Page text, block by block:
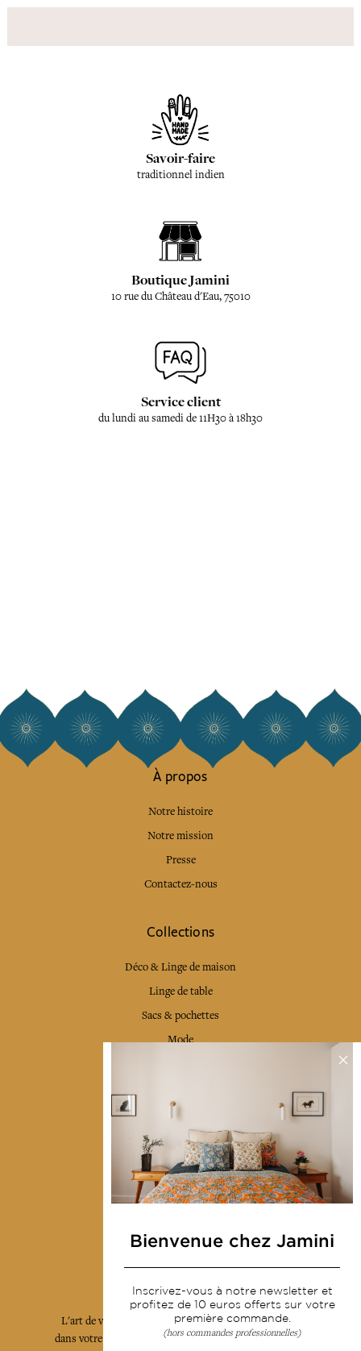
Savoir-faire
traditionnel indien
Boutique Jamini
10 rue du Château d'Eau, 75010
Service client
du lundi au samedi de 11H30 à 18h30
À propos
Notre histoire
Notre mission
Presse
Contactez-nous
Collections
Déco & Linge de maison
Linge de table
Sacs & pochettes
Mode
Livraison & retour
CGV
Devenir revendeur
Notre communauté
L'art de vivre JAMINI raconté avec poésie et élégance
dans votre boîte mail. Inscrivez vous à notre newsletter
Bienvenue chez Jamini
Inscrivez-vous à notre newsletter et
profitez de 10 euros offerts sur votre
première commande.
(hors commandes professionnelles)